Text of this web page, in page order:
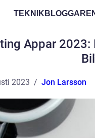
Appar
2023 Jon Larsson